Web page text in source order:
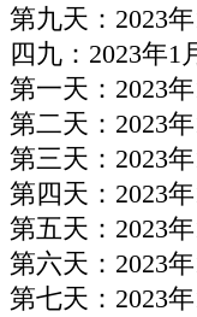
第九天：2023
四九：2023年1
第一天：2023
第二天：2023
第三天：2023
第四天：2023
第五天：2023
第六天：2023
第七天：2023